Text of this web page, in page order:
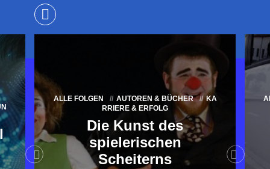
ALLE FOLGEN AUTOREN & BÜCHER
KA
RRIERE & ERFOLG
Die Kunst des
spielerischen
Scheiterns